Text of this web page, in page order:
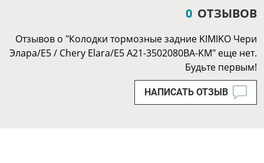
0 ОТЗЫВОВ
Отзывов о "Колодки тормозные задние KIMIKO Чери
Элара/Е5 / Chery Elara/E5 A21-3502080BA-KM" еще нет.
Будьте первым!
НАПИСАТЬ ОТЗЫВ